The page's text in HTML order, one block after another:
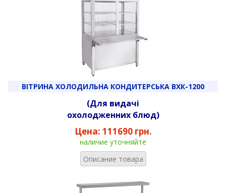
ВІТРИНА ХОЛОДИЛЬНА КОНДИТЕРСЬКА ВХК-1200
(Для видачі
охолодженних блюд)
Цена: 111690 грн.
наличие уточняйте
Описание товара